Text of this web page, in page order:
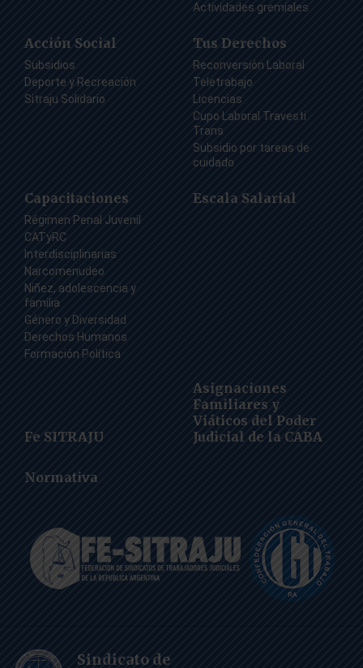
Actividades gremiales
Acción Social
Subsidios
Deporte y Recreación
Sitraju Solidario
Tus Derechos
Reconversión Laboral
Teletrabajo
Licencias
Cupo Laboral Travesti
Trans
Subsidio por tareas de
cuidado
Capacitaciones
Régimen Penal Juvenil
CATyRC
Interdisciplinarias
Narcomenudeo
Niñez, adolescencia y
familia
Género y Diversidad
Derechos Humanos
Formación Política
Escala Salarial
Fe SITRAJU
Asignaciones
Familiares y
Viáticos del Poder
Judicial de la CABA
Normativa
Sindicato de